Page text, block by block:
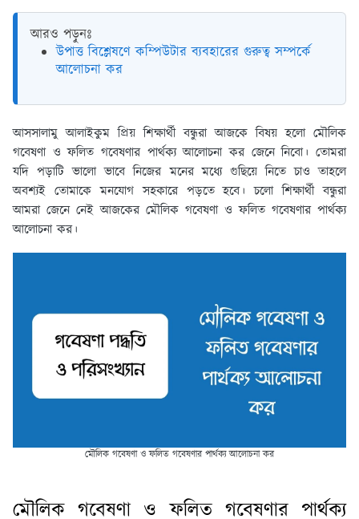
আরও পড়ুনঃ
উপাত্ত বিশ্লেষণে কম্পিউটার ব্যবহারের গুরুত্ব সম্পর্কে
আলোচনা কর
আসসালামু আলাইকুম প্রিয় শিক্ষার্থী বন্ধুরা আজকে বিষয় হলো মৌলিক
গবেষণা ও ফলিত গবেষণার পার্থক্য আলোচনা কর জেনে নিবো। তোমরা
যদি পড়াটি ভালো ভাবে নিজের মনের মধ্যে গুছিয়ে নিতে চাও তাহলে
অবশ্যই তোমাকে মনযোগ সহকারে পড়তে হবে। চলো শিক্ষার্থী বন্ধুরা
আমরা জেনে নেই আজকের মৌলিক গবেষণা ও ফলিত গবেষণার পার্থক্য
আলোচনা কর।
মৌলিক গবেষণা ও ফলিত গবেষণার পার্থক্য আলোচনা কর
মৌলিক গবেষণা ও ফলিত গবেষণার পার্থক্য